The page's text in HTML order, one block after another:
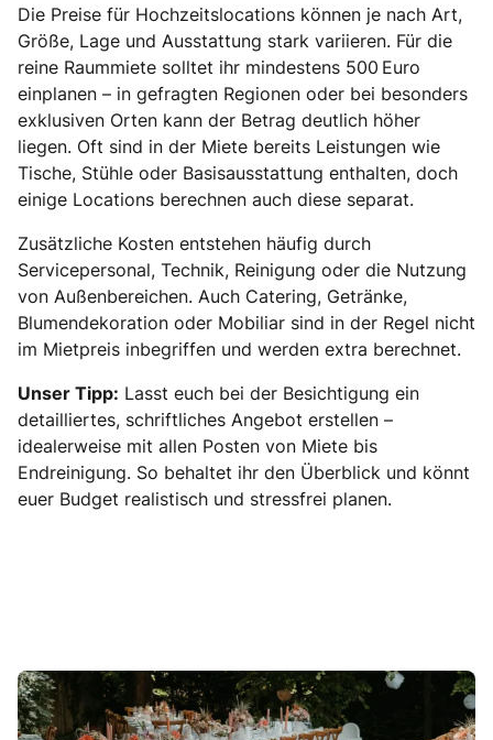
Die Preise für Hochzeitslocations können je nach Art,
Größe, Lage und Ausstattung stark variieren. Für die
reine Raummiete solltet ihr mindestens 500 Euro
einplanen – in gefragten Regionen oder bei besonders
exklusiven Orten kann der Betrag deutlich höher
liegen. Oft sind in der Miete bereits Leistungen wie
Tische, Stühle oder Basisausstattung enthalten, doch
einige Locations berechnen auch diese separat.
Zusätzliche Kosten entstehen häufig durch
Servicepersonal, Technik, Reinigung oder die Nutzung
von Außenbereichen. Auch Catering, Getränke,
Blumendekoration oder Mobiliar sind in der Regel nicht
im Mietpreis inbegriffen und werden extra berechnet.
Unser Tipp: Lasst euch bei der Besichtigung ein
detailliertes, schriftliches Angebot erstellen –
idealerweise mit allen Posten von Miete bis
Endreinigung. So behaltet ihr den Überblick und könnt
euer Budget realistisch und stressfrei planen.